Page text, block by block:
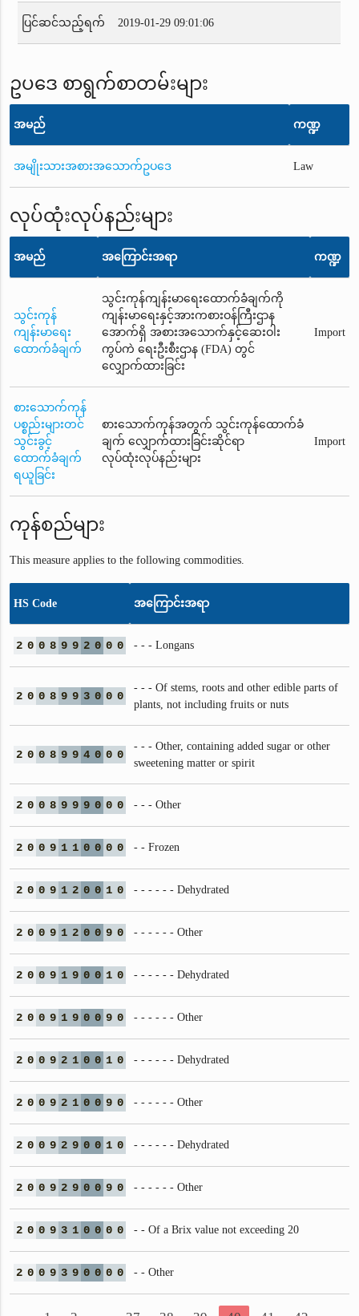
ပြင်ဆင်သည့်ရက် 2019-01-29 09:01:06
ဥပဒေ စာရွက်စာတမ်းများ
အမည် ကဏ္ဍ
အမျိုးသားအစားအသောက်ဥပဒေ Law
လုပ်ထုံးလုပ်နည်းများ
အမည် အကြောင်းအရာ ကဏ္ဍ
သွင်းကုန်
ကျန်းမာရေး
ထောက်ခံချက်
သွင်းကုန်ကျန်းမာရေးထောက်ခံချက်ကို
ကျန်းမာရေးနှင့်အားကစားဝန်ကြီးဌာန
အောက်ရှိ အစားအသောက်နှင့်ဆေးဝါး
ကွပ်ကဲ ရေးဦးစီးဌာန (FDA) တွင်
လျှောက်ထားခြင်း
Import
စားသောက်ကုန်
ပစ္စည်းများတင်
သွင်းခွင့်
ထောက်ခံချက်
ရယူခြင်း
စားသောက်ကုန်အတွက် သွင်းကုန်ထောက်ခံ
ချက် လျှောက်ထားခြင်းဆိုင်ရာ
လုပ်ထုံးလုပ်နည်းများ
Import
ကုန်စည်များ
This measure applies to the following commodities.
HS Code အကြောင်းအရာ
2 0 0 8 9 9 2 0 0 0 - - - Longans
2 0 0 8 9 9 3 0 0 0
- - - Of stems, roots and other edible parts of
plants, not including fruits or nuts
2 0 0 8 9 9 4 0 0 0
- - - Other, containing added sugar or other
sweetening matter or spirit
2 0 0 8 9 9 9 0 0 0 - - - Other
2 0 0 9 1 1 0 0 0 0 - - Frozen
2 0 0 9 1 2 0 0 1 0 - - - - - - Dehydrated
2 0 0 9 1 2 0 0 9 0 - - - - - - Other
2 0 0 9 1 9 0 0 1 0 - - - - - - Dehydrated
2 0 0 9 1 9 0 0 9 0 - - - - - - Other
2 0 0 9 2 1 0 0 1 0 - - - - - - Dehydrated
2 0 0 9 2 1 0 0 9 0 - - - - - - Other
2 0 0 9 2 9 0 0 1 0 - - - - - - Dehydrated
2 0 0 9 2 9 0 0 9 0 - - - - - - Other
2 0 0 9 3 1 0 0 0 0 - - Of a Brix value not exceeding 20
2 0 0 9 3 9 0 0 0 0 - - Other